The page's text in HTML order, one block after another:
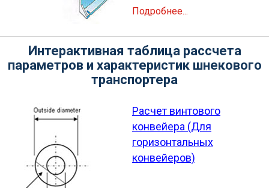
Подробнее...
Интерактивная таблица рассчета
параметров и характеристик шнекового
транспортера
Расчет винтового
конвейера (Для
горизонтальных
конвейеров)